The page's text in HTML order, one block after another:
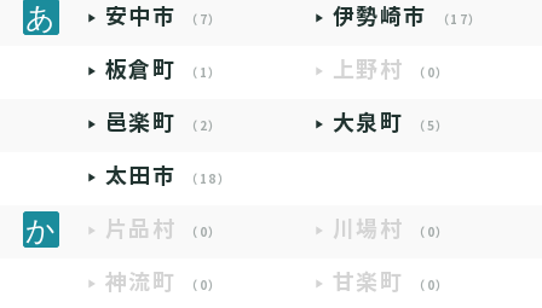
安中市 （7） 伊勢崎市 （17）
板倉町 （1） 上野村 （0）
邑楽町 （2） 大泉町 （5）
太田市 （18）
片品村 （0） 川場村 （0）
神流町 （0） 甘楽町 （0）